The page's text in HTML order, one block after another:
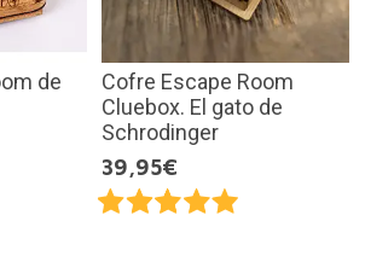
de
Cofre Escape Room
Cluebox. El gato de
Schrodinger
39,95€